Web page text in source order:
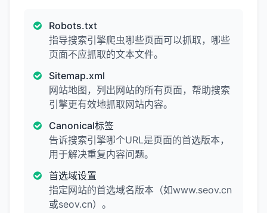
Robots.txt
指导搜索引擎爬虫哪些页面可以抓取，哪些
页面不应抓取的文本文件。
Sitemap.xml
网站地图，列出网站的所有页面，帮助搜索
引擎更有效地抓取网站内容。
Canonical标签
告诉搜索引擎哪个URL是页面的首选版本，
用于解决重复内容问题。
首选域设置
指定网站的首选域名版本（如www.seov.cn
或seov.cn）。